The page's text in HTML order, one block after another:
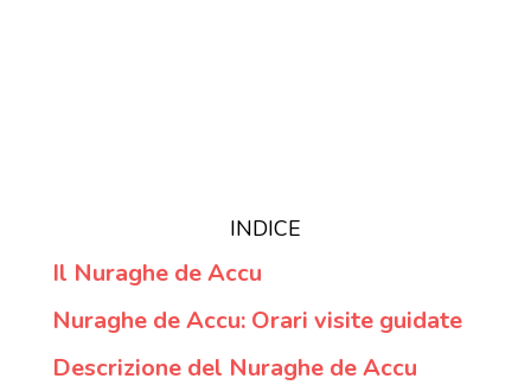
INDICE
Il Nuraghe de Accu
Nuraghe de Accu: Orari visite guidate
Descrizione del Nuraghe de Accu